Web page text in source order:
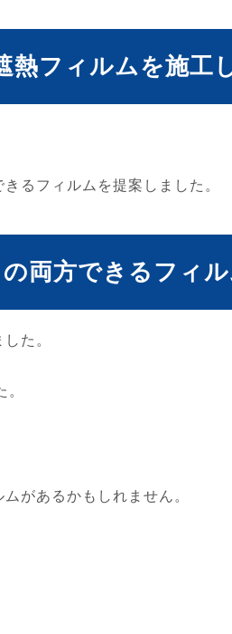
熱フィルムを施工
るフィルムを提案しました。
両方できるフィ
た。
があるかもしれません。